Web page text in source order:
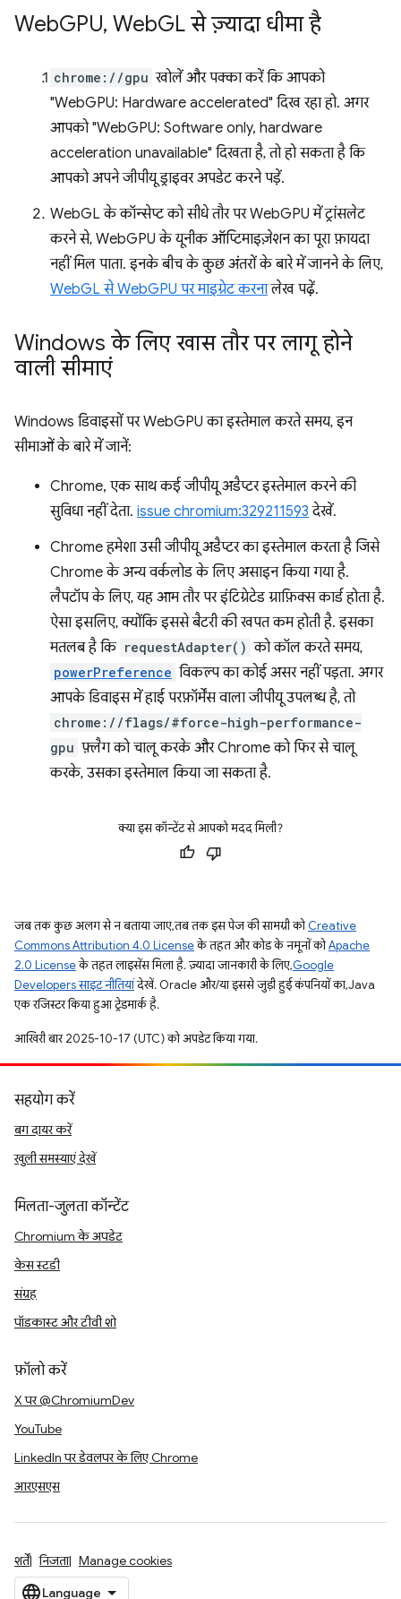
WebGPU, WebGL से ज़्यादा धीमा है
chrome://gpu खोलें और पक्का करें कि आपको
"WebGPU: Hardware accelerated" दिख रहा हो. अगर
आपको "WebGPU: Software only, hardware
acceleration unavailable" दिखता है, तो हो सकता है कि
आपको अपने जीपीयू ड्राइवर अपडेट करने पड़ें.
WebGL के कॉन्सेप्ट को सीधे तौर पर WebGPU में ट्रांसलेट
करने से, WebGPU के यूनीक ऑप्टिमाइज़ेशन का पूरा फ़ायदा
नहीं मिल पाता. इनके बीच के कुछ अंतरों के बारे में जानने के लिए,
WebGL से WebGPU पर माइग्रेट करनालेख पढ़ें.
Windows के लिए खास तौर पर लागू होने
वाली सीमाएं
Windows डिवाइसों पर WebGPU का इस्तेमाल करते समय, इन
सीमाओं के बारे में जानें:
Chrome, एक साथ कई जीपीयू अडैप्टर इस्तेमाल करने की
सुविधा नहीं देता. issue chromium:329211593 देखें.
Chrome हमेशा उसी जीपीयू अडैप्टर का इस्तेमाल करता है जिसे
Chrome के अन्य वर्कलोड के लिए असाइन किया गया है.
लैपटॉप के लिए, यह आम तौर पर इंटिग्रेटेड ग्राफ़िक्स कार्ड होता है.
ऐसा इसलिए, क्योंकि इससे बैटरी की खपत कम होती है. इसका
मतलब है कि requestAdapter() को कॉल करते समय,
powerPreference विकल्प का कोई असर नहीं पड़ता. अगर
आपके डिवाइस में हाई परफ़ॉर्मेंस वाला जीपीयू उपलब्ध है, तो
chrome://flags/#force-high-performance-
gpu फ़्लैग को चालू करके और Chrome को फिर से चालू
करके, उसका इस्तेमाल किया जा सकता है.
क्या इस कॉन्टेंट से आपको मदद मिली?
जब तक कुछ अलग से न बताया जाए, तब तक इस पेज की सामग्री कोCreative
Commons Attribution 4.0 Licenseके तहत और कोड के नमूनों कोApache
2.0 Licenseके तहत लाइसेंस मिला है. ज़्यादा जानकारी के लिए,Google
Developers साइट नीतियांदेखें. Oracle और/या इससे जुड़ी हुई कंपनियों का, Java
एक रजिस्टर किया हुआ ट्रेडमार्क है.
आखिरी बार 2025-10-17 (UTC) को अपडेट किया गया.
सहयोग करें
बग दायर करें
खुली समस्याएं देखें
मिलता-जुलता कॉन्टेंट
Chromium के अपडेट
केस स्टडी
संग्रह
पॉडकास्ट और टीवी शो
फ़ॉलो करें
X पर @ChromiumDev
YouTube
LinkedIn पर डेवलपर के लिए Chrome
आरएसएस
शर्तें निजता Manage cookies